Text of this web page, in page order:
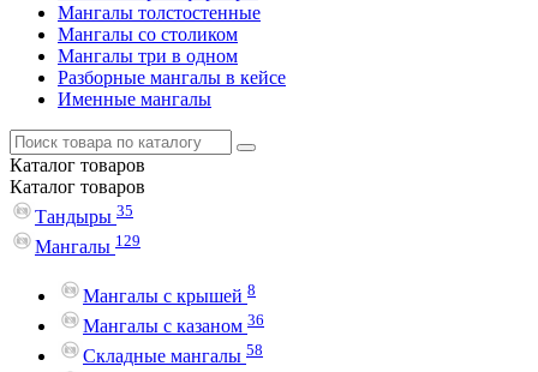
Мангалы толстостенные
Мангалы со столиком
Мангалы три в одном
Разборные мангалы в кейсе
Именные мангалы
Каталог товаров
Каталог товаров
Тандыры 35
Мангалы 129
Мангалы с крышей 8
Мангалы с казаном 36
Складные мангалы 58